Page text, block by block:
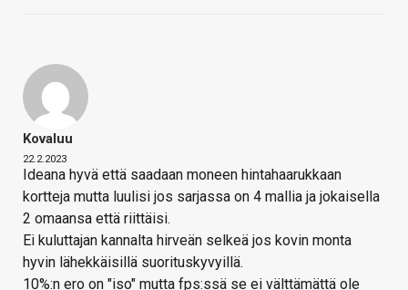
Kovaluu
22.2.2023
Ideana hyvä että saadaan moneen hintahaarukkaan
kortteja mutta luulisi jos sarjassa on 4 mallia ja jokaisella
2 omaansa että riittäisi.
Ei kuluttajan kannalta hirveän selkeä jos kovin monta
hyvin lähekkäisillä suorituskyvyillä.
10%:n ero on "iso" mutta fps:ssä se ei välttämättä ole